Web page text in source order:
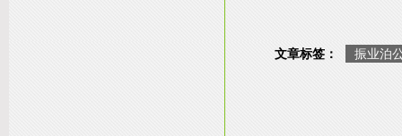
文章标签： 振业泊